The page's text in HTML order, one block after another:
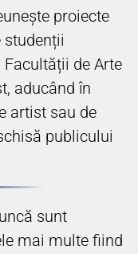
proiecte
studenții
de Arte
aducând în
artist sau de
publicului
sunt
mai multe fiind